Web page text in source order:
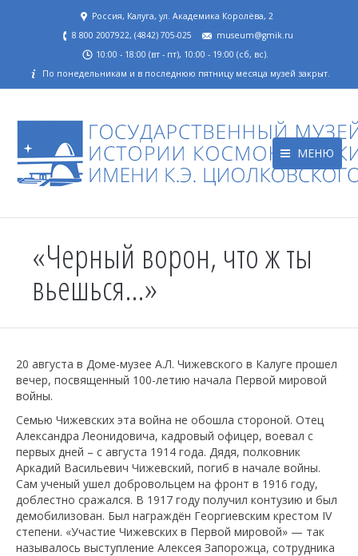
Россия, Калуга, ул. Академика Королёва, 2
8 800 2007922, (4842) 705-025
museum@gmik.ru
10:00 - 18:00 (вт - пт), 10:00 - 19:00 (сб, вс).
По понедельникам и в последнюю пятницу месяца музей закрыт.
МЕНЮ
«Черный ворон, что ж ты
вьешься…»
20 августа в Доме-музее А.Л. Чижевского в Калуге прошел
вечер, посвященный 100-летию начала Первой мировой
войны.
Семью Чижевских эта война не обошла стороной. Отец
Александра Леонидовича, кадровый офицер, воевал с
первых дней – с августа 1914 года. Дядя, полковник
Аркадий Васильевич Чижевский, погиб в начале войны.
Сам ученый ушел добровольцем на фронт в 1916 году,
доблестно сражался. В 1917 году получил контузию и был
демобилизован. Был награждён Георгиевским крестом IV
степени. «Участие Чижевских в Первой мировой» — так
называлось выступление Алексея Запорожца, сотрудника